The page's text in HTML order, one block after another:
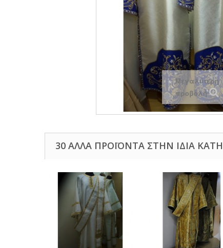
Μεγαλύτερη
προβολή
30 ΆΛΛΑ ΠΡΟΪΌΝΤΑ ΣΤΗΝ ΊΔΙΑ